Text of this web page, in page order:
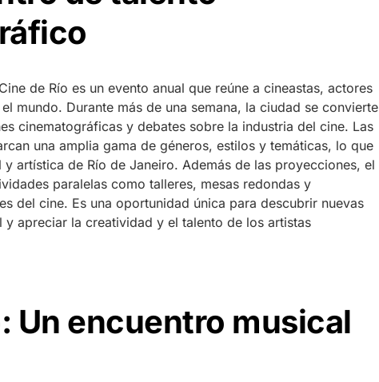
de Río es un evento anual que reúne a cineastas, actores
mundo. Durante más de una semana, la ciudad se convierte
cinematográficas y debates sobre la industria del cine. Las
una amplia gama de géneros, estilos y temáticas, lo que
artística de Río de Janeiro. Además de las proyecciones, el
paralelas como talleres, mesas redondas y
del cine. Es una oportunidad única para descubrir nuevas
y apreciar la creatividad y el talento de los artistas
Un encuentro musical